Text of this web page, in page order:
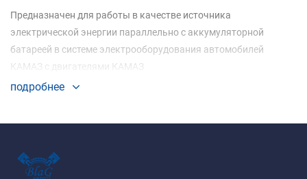
Предназначен для работы в качестве источника
электрической энергии параллельно с аккумуляторной
батареей в системе электрооборудования автомобилей
КАМАЗ с двигателями КАМАЗ
подробнее